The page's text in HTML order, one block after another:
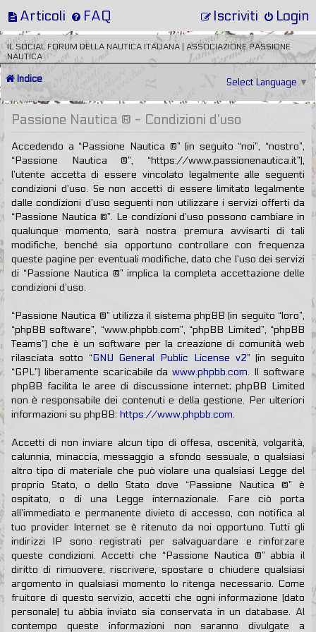
Articoli FAQ Login
Iscriviti
IL SOCIAL FORUM DELLA NAUTICA ITALIANA | ASSOCIAZIONE PASSIONE
NAUTICA
Indice Select Language ▼
Passione Nautica ® - Condizioni d’uso
Accedendo a “Passione Nautica ®” (in seguito “noi”, “nostro”,
“Passione Nautica ®”, “https://www.passionenautica.it”),
l’utente accetta di essere vincolato legalmente alle seguenti
condizioni d’uso. Se non accetti di essere limitato legalmente
dalle condizioni d’uso seguenti non utilizzare i servizi offerti da
“Passione Nautica ®”. Le condizioni d’uso possono cambiare in
qualunque momento, sarà nostra premura avvisarti di tali
modifiche, benché sia opportuno controllare con frequenza
queste pagine per eventuali modifiche, dato che l’uso dei servizi
di “Passione Nautica ®” implica la completa accettazione delle
condizioni d’uso.
“Passione Nautica ®” utilizza il sistema phpBB (in seguito “loro”,
“phpBB software”, “www.phpbb.com”, “phpBB Limited”, “phpBB
Teams”) che è un software per la creazione di comunità web
rilasciata sotto “GNU General Public License v2” (in seguito
“GPL”) liberamente scaricabile dawww.phpbb.com. Il software
phpBB facilita le aree di discussione internet; phpBB Limited
non è responsabile dei contenuti e della gestione. Per ulteriori
informazioni su phpBB: https://www.phpbb.com.
Accetti di non inviare alcun tipo di offesa, oscenità, volgarità,
calunnia, minaccia, messaggio a sfondo sessuale, o qualsiasi
altro tipo di materiale che può violare una qualsiasi Legge del
proprio Stato, o dello Stato dove “Passione Nautica ®” è
ospitato, o di una Legge internazionale. Fare ciò porta
all’immediato e permanente divieto di accesso, con notifica al
tuo provider Internet se è ritenuto da noi opportuno. Tutti gli
indirizzi IP sono registrati per salvaguardare e rinforzare
queste condizioni. Accetti che “Passione Nautica ®” abbia il
diritto di rimuovere, riscrivere, spostare o chiudere qualsiasi
argomento in qualsiasi momento lo ritenga necessario. Come
fruitore di questo servizio, accetti che ogni informazione (dato
personale) tu abbia inviato sia conservata in un database. Al
contempo queste informazioni non saranno divulgate a